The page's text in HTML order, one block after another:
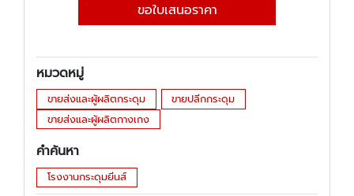
ขอใบเสนอราคา
หมวดหมู่
ขายส่งและผู้ผลิตกระดุม
ขายปลีกกระดุม
ขายส่งและผู้ผลิตกางเกง
คำค้นหา
โรงงานกระดุมยีนส์